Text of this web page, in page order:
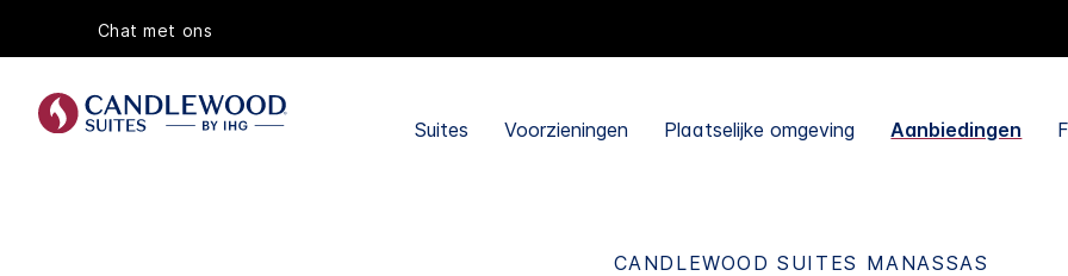
Chat met ons
Suites Voorzieningen Plaatselijke omgeving Aanbiedingen
CANDLEWOOD SUITES MANASSAS